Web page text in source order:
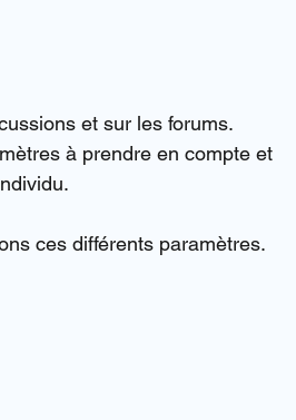
et sur les forums.
à prendre en compte et
ces différents paramètres.